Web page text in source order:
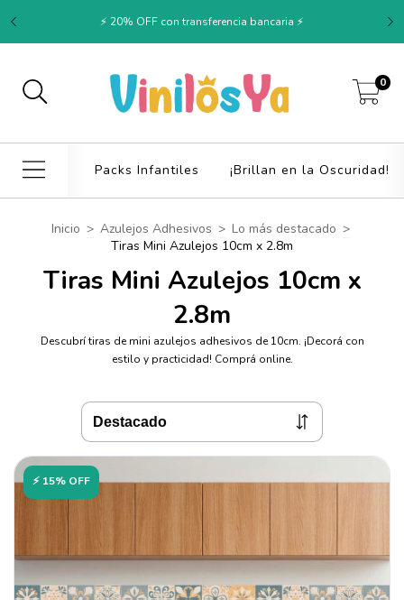
⚡ 20% OFF con transferencia bancaria ⚡
0
Packs Infantiles ¡Brillan en la Oscuridad!
Inicio > Azulejos Adhesivos > Lo más destacado >
Tiras Mini Azulejos 10cm x 2.8m
Tiras Mini Azulejos 10cm x
2.8m
Descubrí tiras de mini azulejos adhesivos de 10cm. ¡Decorá con
estilo y practicidad! Comprá online.
⚡ 15% OFF